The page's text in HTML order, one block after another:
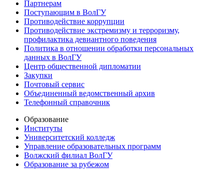
Партнерам
Поступающим в ВолГУ
Противодействие коррупции
Противодействие экстремизму и терроризму,
профилактика девиантного поведения
Политика в отношении обработки персональных
данных в ВолГУ
Центр общественной дипломатии
Закупки
Почтовый сервис
Объединенный ведомственный архив
Телефонный справочник
Образование
Институты
Университетский колледж
Управление образовательных программ
Волжский филиал ВолГУ
Образование за рубежом